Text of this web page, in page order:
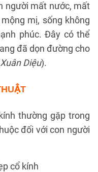
người mất nước, mất
mị, sống không
phúc. Đây có thể
đã dọn đường cho
Xuân Diệu).
thường gặp trong
đối với con người
cổ kính